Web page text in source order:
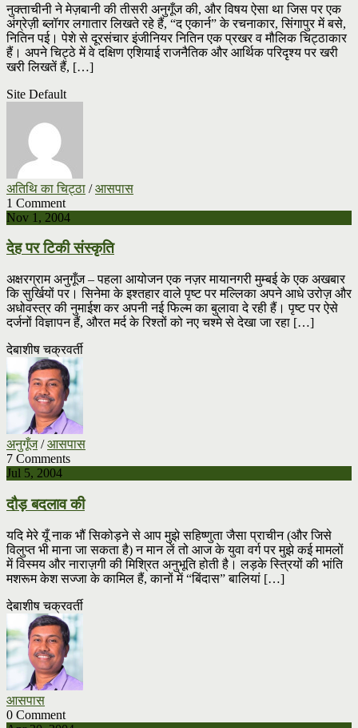
नुक्ताचीनी ने मेज़बानी की तीसरी अनुगूँज की, और विषय ऐसा था जिस पर एक
अंग्रेज़ी ब्लॉगर लगातार लिखते रहे हैं, “द एकार्न” के रचनाकार, सिंगापुर में बसे,
नितिन पई। पेशे से दूरसंचार इंजीनियर नितिन एक प्रखर व मौलिक चिट्ठाकार
हैं। अपने चिट्ठे में वे दक्षिण‍ एशियाई राजनैतिक और आर्थिक परिदृश्य पर खरी
खरी लिखतें हैं, […]
Site Default
अतिथि का चिट्ठा /आसपास
1 Comment
Nov 1, 2004
देह पर टिकी संस्कृति
अक्षरग्राम अनुगूँज – पहला आयोजन एक नज़र मायानगरी मुम्बई के एक अखबार
कि सुर्खियों पर। सिनेमा के इश्तहार वाले पृष्ट पर मल्लिका अपने आधे उरोज़ और
अधोवस्त्र की नुमाईश कर अपनी नई फिल्म का बुलावा दे रही हैं। पृष्ट पर ऐसे
दर्जनों विज्ञापन हैं, औरत मर्द के रिश्तों को नए चश्मे से देखा जा रहा […]
देबाशीष चक्रवर्ती
अनुगूँज/आसपास
7 Comments
Jul 5, 2004
दौड़ बदलाव की
यदि मेरे यूँ नाक भौं सिकोड़ने से आप मुझे सहिष्णुता जैसा प्राचीन (और जिसे
विलुप्त भी माना जा सकता है) न मान लें तो आज के युवा वर्ग पर मुझे कई मामलों
में विस्मय और नाराज़गी की मिश्रित अनुभूति होती है। लड़के स्त्रियों की भांति
मशरूम केश सज्जा के कामिल हैं, कानों में “बिंदास” बालियां […]
देबाशीष चक्रवर्ती
आसपास
0 Comment